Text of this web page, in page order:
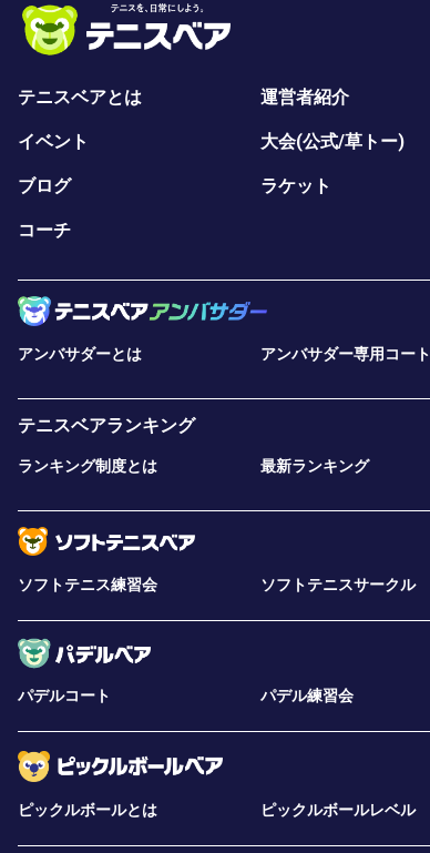
テニスベアとは 運営者紹介
イベント 大会(公式/草トー)
ブログ ラケット
コーチ
アンバサダーとは アンバサダー専用コート
テニスベアランキング
ランキング制度とは 最新ランキング
ソフトテニス練習会 ソフトテニスサークル
パデルコート パデル練習会
ピックルボールとは ピックルボールレベル